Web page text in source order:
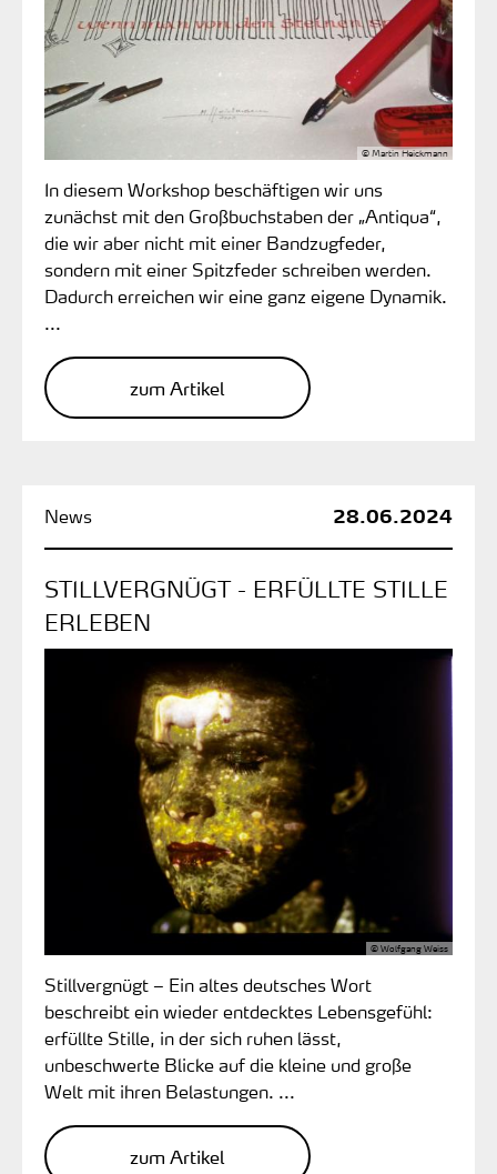
© Martin Heickmann
In diesem Workshop beschäftigen wir uns
zunächst mit den Großbuchstaben der „Antiqua“,
die wir aber nicht mit einer Bandzugfeder,
sondern mit einer Spitzfeder schreiben werden.
Dadurch erreichen wir eine ganz eigene Dynamik.
...
zum Artikel
STILLVERGNÜGT - ERFÜLLTE STILLE
ERLEBEN
© Wolfgang Weiss
28.06.2024
Stillvergnügt – Ein altes deutsches Wort
beschreibt ein wieder entdecktes Lebensgefühl:
erfüllte Stille, in der sich ruhen lässt,
unbeschwerte Blicke auf die kleine und große
Welt mit ihren Belastungen. ...
zum Artikel